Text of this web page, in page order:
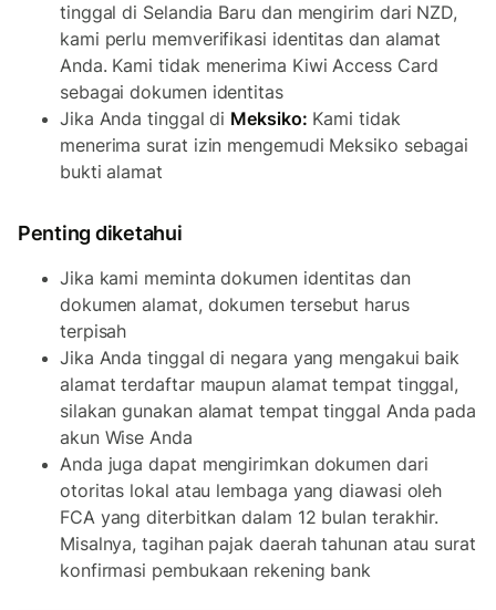
tinggal di Selandia Baru dan mengirim dari NZD,
kami perlu memverifikasi identitas dan alamat
Anda. Kami tidak menerima Kiwi Access Card
sebagai dokumen identitas
Jika Anda tinggal di Meksiko: Kami tidak
menerima surat izin mengemudi Meksiko sebagai
bukti alamat
Penting diketahui
Jika kami meminta dokumen identitas dan
dokumen alamat, dokumen tersebut harus
terpisah
Jika Anda tinggal di negara yang mengakui baik
alamat terdaftar maupun alamat tempat tinggal,
silakan gunakan alamat tempat tinggal Anda pada
akun Wise Anda
Anda juga dapat mengirimkan dokumen dari
otoritas lokal atau lembaga yang diawasi oleh
FCA yang diterbitkan dalam 12 bulan terakhir.
Misalnya, tagihan pajak daerah tahunan atau surat
konfirmasi pembukaan rekening bank